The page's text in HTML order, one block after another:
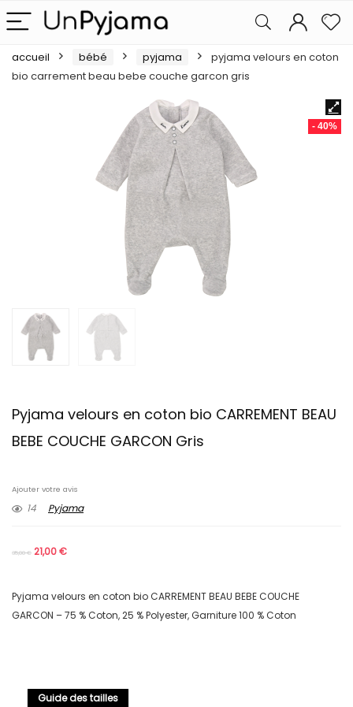
accueil bébé pyjama
pyjama velours en coton
bio carrement beau bebe couche garcon gris
- 40%
Pyjama velours en coton bio CARREMENT BEAU
BEBE COUCHE GARCON Gris
Ajouter votre avis
14 Pyjama
35,00€ 21,00€
Pyjama velours en coton bio CARREMENT BEAU BEBE COUCHE
GARCON – 75 % Coton, 25 % Polyester, Garniture 100 % Coton
Guide des tailles